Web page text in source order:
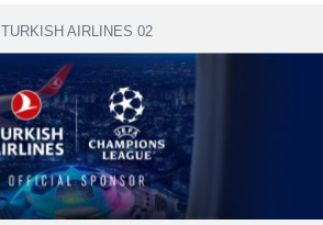
TURKISH AIRLINES 02